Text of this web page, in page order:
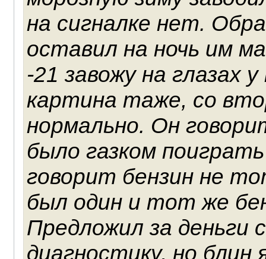
на сигналке нет.
оставил на ночь им
-21 завожу на глазах
картина таже, со
нормально. Он
было газком
говорит бензин не
был один и тот же
Предложил за деньги
диагностику, но